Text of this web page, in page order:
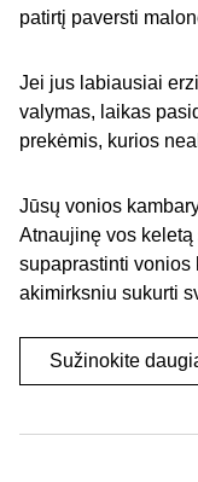
patirtį paversti
Jei jus labiausiai
valymas, laikas
prekėmis, kurios
Jūsų vonios
Atnaujinę vos
supaprastinti vonios
akimirksniu sukurti
Sužinokite